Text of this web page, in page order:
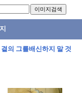
곁의 그를배신하지 말 것